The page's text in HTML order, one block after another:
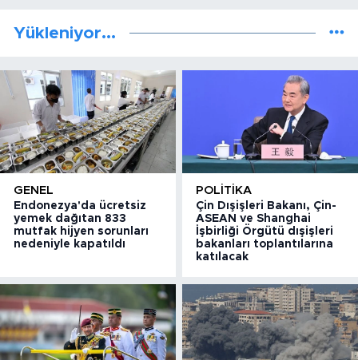
Yükleniyor...
GENEL
Endonezya'da ücretsiz
yemek dağıtan 833
mutfak hijyen sorunları
nedeniyle kapatıldı
POLITIKA
Çin Dışişleri Bakanı, Çin-
ASEAN ve Shanghai
İşbirliği Örgütü dışişleri
bakanları toplantılarına
katılacak